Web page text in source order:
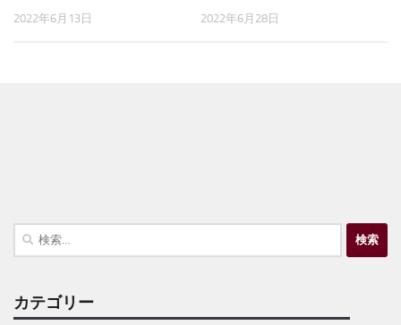
2022年6月13日 2022年6月28日
検
カテゴリー